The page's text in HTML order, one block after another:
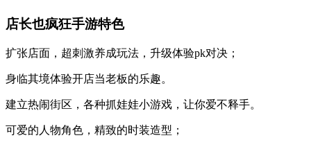
店长也疯狂手游特色
扩张店面，超刺激养成玩法，升级体验pk对决；
身临其境体验开店当老板的乐趣。
建立热闹街区，各种抓娃娃小游戏，让你爱不释手。
可爱的人物角色，精致的时装造型；